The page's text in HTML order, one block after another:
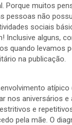
Porque muitos
pessoas não
sociais
Inclusive alguns,
quando levamos
na publicação.
nos aniversários e
e
pela mãe. O